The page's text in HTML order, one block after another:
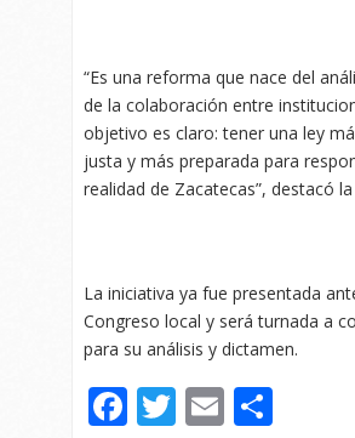
“Es una reforma que nace del
de la colaboración entre
objetivo es claro: tener una ley
justa y más preparada para
realidad de Zacatecas”, destacó
La iniciativa ya fue presentada
Congreso local y será turnada a
para su análisis y dictamen.
Facebook
Twitter
Email